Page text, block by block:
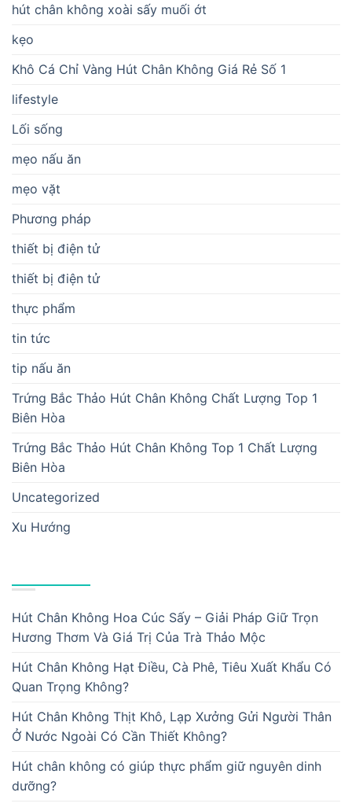
hút chân không xoài sấy muối ớt
kẹo
Khô Cá Chỉ Vàng Hút Chân Không Giá Rẻ Số 1
lifestyle
Lối sống
mẹo nấu ăn
mẹo vặt
Phương pháp
thiết bị điện tử
thiết bị điện tử
thực phẩm
tin tức
tip nấu ăn
Trứng Bắc Thảo Hút Chân Không Chất Lượng Top 1
Biên Hòa
Trứng Bắc Thảo Hút Chân Không Top 1 Chất Lượng
Biên Hòa
Uncategorized
Xu Hướng
Hút Chân Không Hoa Cúc Sấy – Giải Pháp Giữ Trọn
Hương Thơm Và Giá Trị Của Trà Thảo Mộc
Hút Chân Không Hạt Điều, Cà Phê, Tiêu Xuất Khẩu Có
Quan Trọng Không?
Hút Chân Không Thịt Khô, Lạp Xưởng Gửi Người Thân
Ở Nước Ngoài Có Cần Thiết Không?
Hút chân không có giúp thực phẩm giữ nguyên dinh
dưỡng?